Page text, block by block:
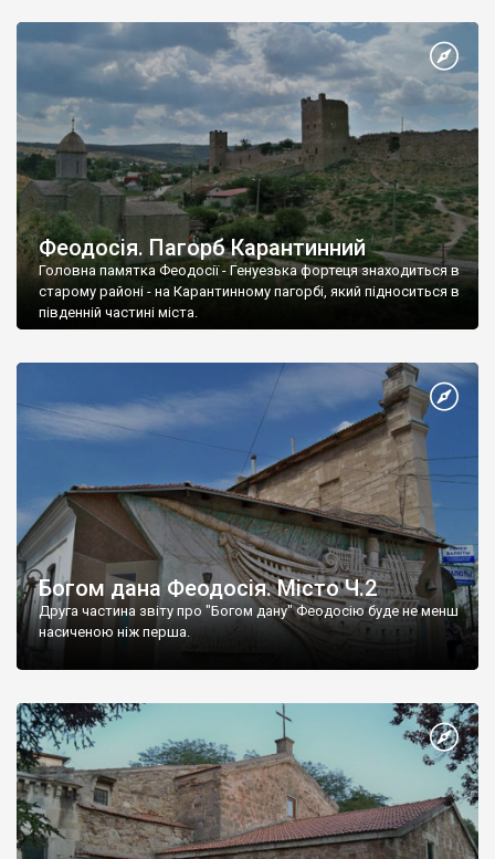
Феодосія. Пагорб Карантинний
Головна памятка Феодосії - Генуезька фортеця знаходиться в
старому районі - на Карантинному пагорбі, який підноситься в
південній частині міста.
Богом дана Феодосія. Місто Ч.2
Друга частина звіту про "Богом дану" Феодосію буде не менш
насиченою ніж перша.